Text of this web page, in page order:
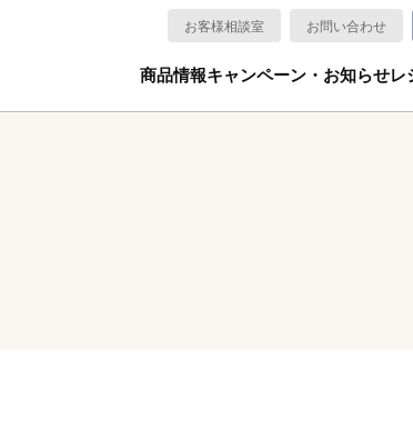
お客様相談室 お問い合わせ
商品情報キャンペーン・お知らせレ